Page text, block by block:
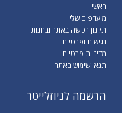
ראשי
מועדפים שלי
תקנון רכישה באתר ובחנות
נגישות ופרטיות
מדיניות פרטיות
תנאי שימוש באתר
הרשמה לניוזלייטר